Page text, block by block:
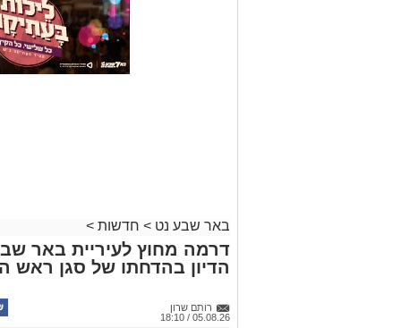
באר שבע נט > חדשות >
דרמה מחוץ לעיריית באר
הדיון בהדחתו של סגן ראש
רותם שרון
05.08.26 / 18:10